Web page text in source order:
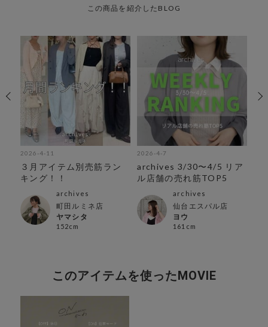
この商品を紹介したBLOG
2026-4-11
３月アイテム別売筋ラン
キング！！
archives
町田ルミネ店
ヤマシタ
152cm
2026-4-7
archives 3/30〜4/5 リア
ル店舗の売れ筋TOP5
archives
仙台エスパル店
ヨウ
161cm
このアイテムを使ったMOVIE